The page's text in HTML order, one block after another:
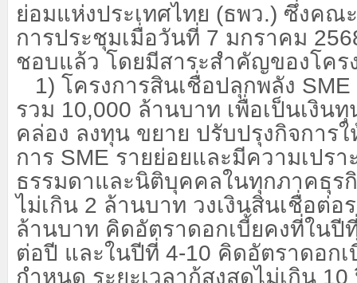
ย่อมแห่งประเทศไทย (ธพว.) ซึ่งคณ
การประชุมเมื่อวันที่ 7 มกราคม
ชอบแล้ว โดยมีสาระสำคัญของโคร
1) โครงการสินเชื่อปลุกพลัง SME
รวม 10,000 ล้านบาท เพื่อเป็นเงิน
คล่อง ลงทุน ขยาย ปรับปรุงกิจการ
การ SME รายย่อยและมีความเปร
ธรรมดาและนิติบุคคลในทุกภาคธุร
ไม่เกิน 2 ล้านบาท วงเงินสินเชื่อต่อ
ล้านบาท คิดอัตราดอกเบี้ยคงที่ในปี
ต่อปี และในปีที่ 4-10 คิดอัตราดอก
กำหนด ระยะเวลากู้สูงสุดไม่เกิน